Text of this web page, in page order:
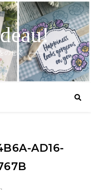
のせて
AD16-